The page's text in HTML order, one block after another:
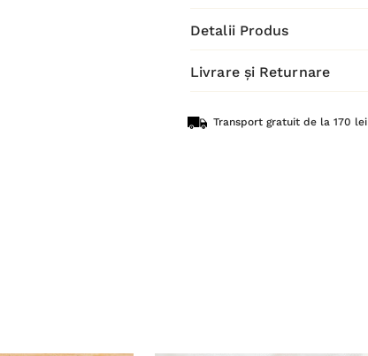
Detalii Produs
Livrare și Returnare
Transport gratuit de la 170 lei